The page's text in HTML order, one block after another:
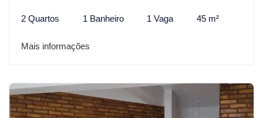
2 Quartos 1 Banheiro 1 Vaga 45 m²
Mais informações